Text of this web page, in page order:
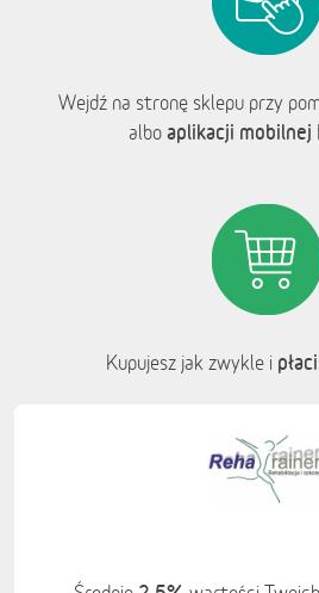
Wejdź na stronę sklepu przy
albo aplikacji mobilnej
Kupujesz jak zwykle i